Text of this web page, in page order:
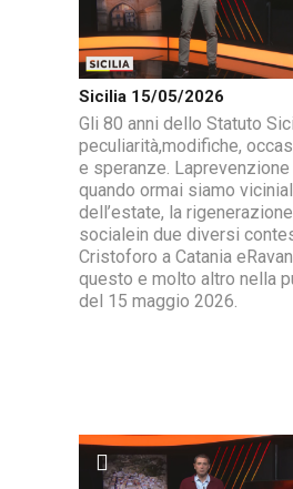
Sicilia 15/05/2026
Gli 80 anni dello Statuto
peculiarità,modifiche,
e speranze.
quando ormai siamo
dell’estate, la
socialein due diversi
Cristoforo a Catania
questo e molto altro nella
del 15 maggio 2026.